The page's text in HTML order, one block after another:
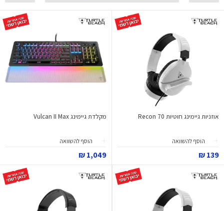
אוזניות גיימינג חוטיות Recon 70
הוסף להשוואה
139 ₪
מקלדת גיימינג Vulcan II Max
הוסף להשוואה
1,049 ₪